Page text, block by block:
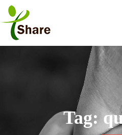
Tag: